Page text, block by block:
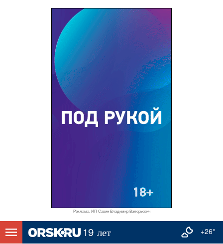
Реклама. ИП Савин Владимир Валерьевич
+26°